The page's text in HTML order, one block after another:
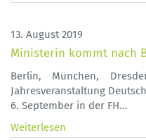
13. August 2019
Ministerin kommt nach
Berlin, München,
Jahresveranstaltung
6. September in der FH…
Weiterlesen